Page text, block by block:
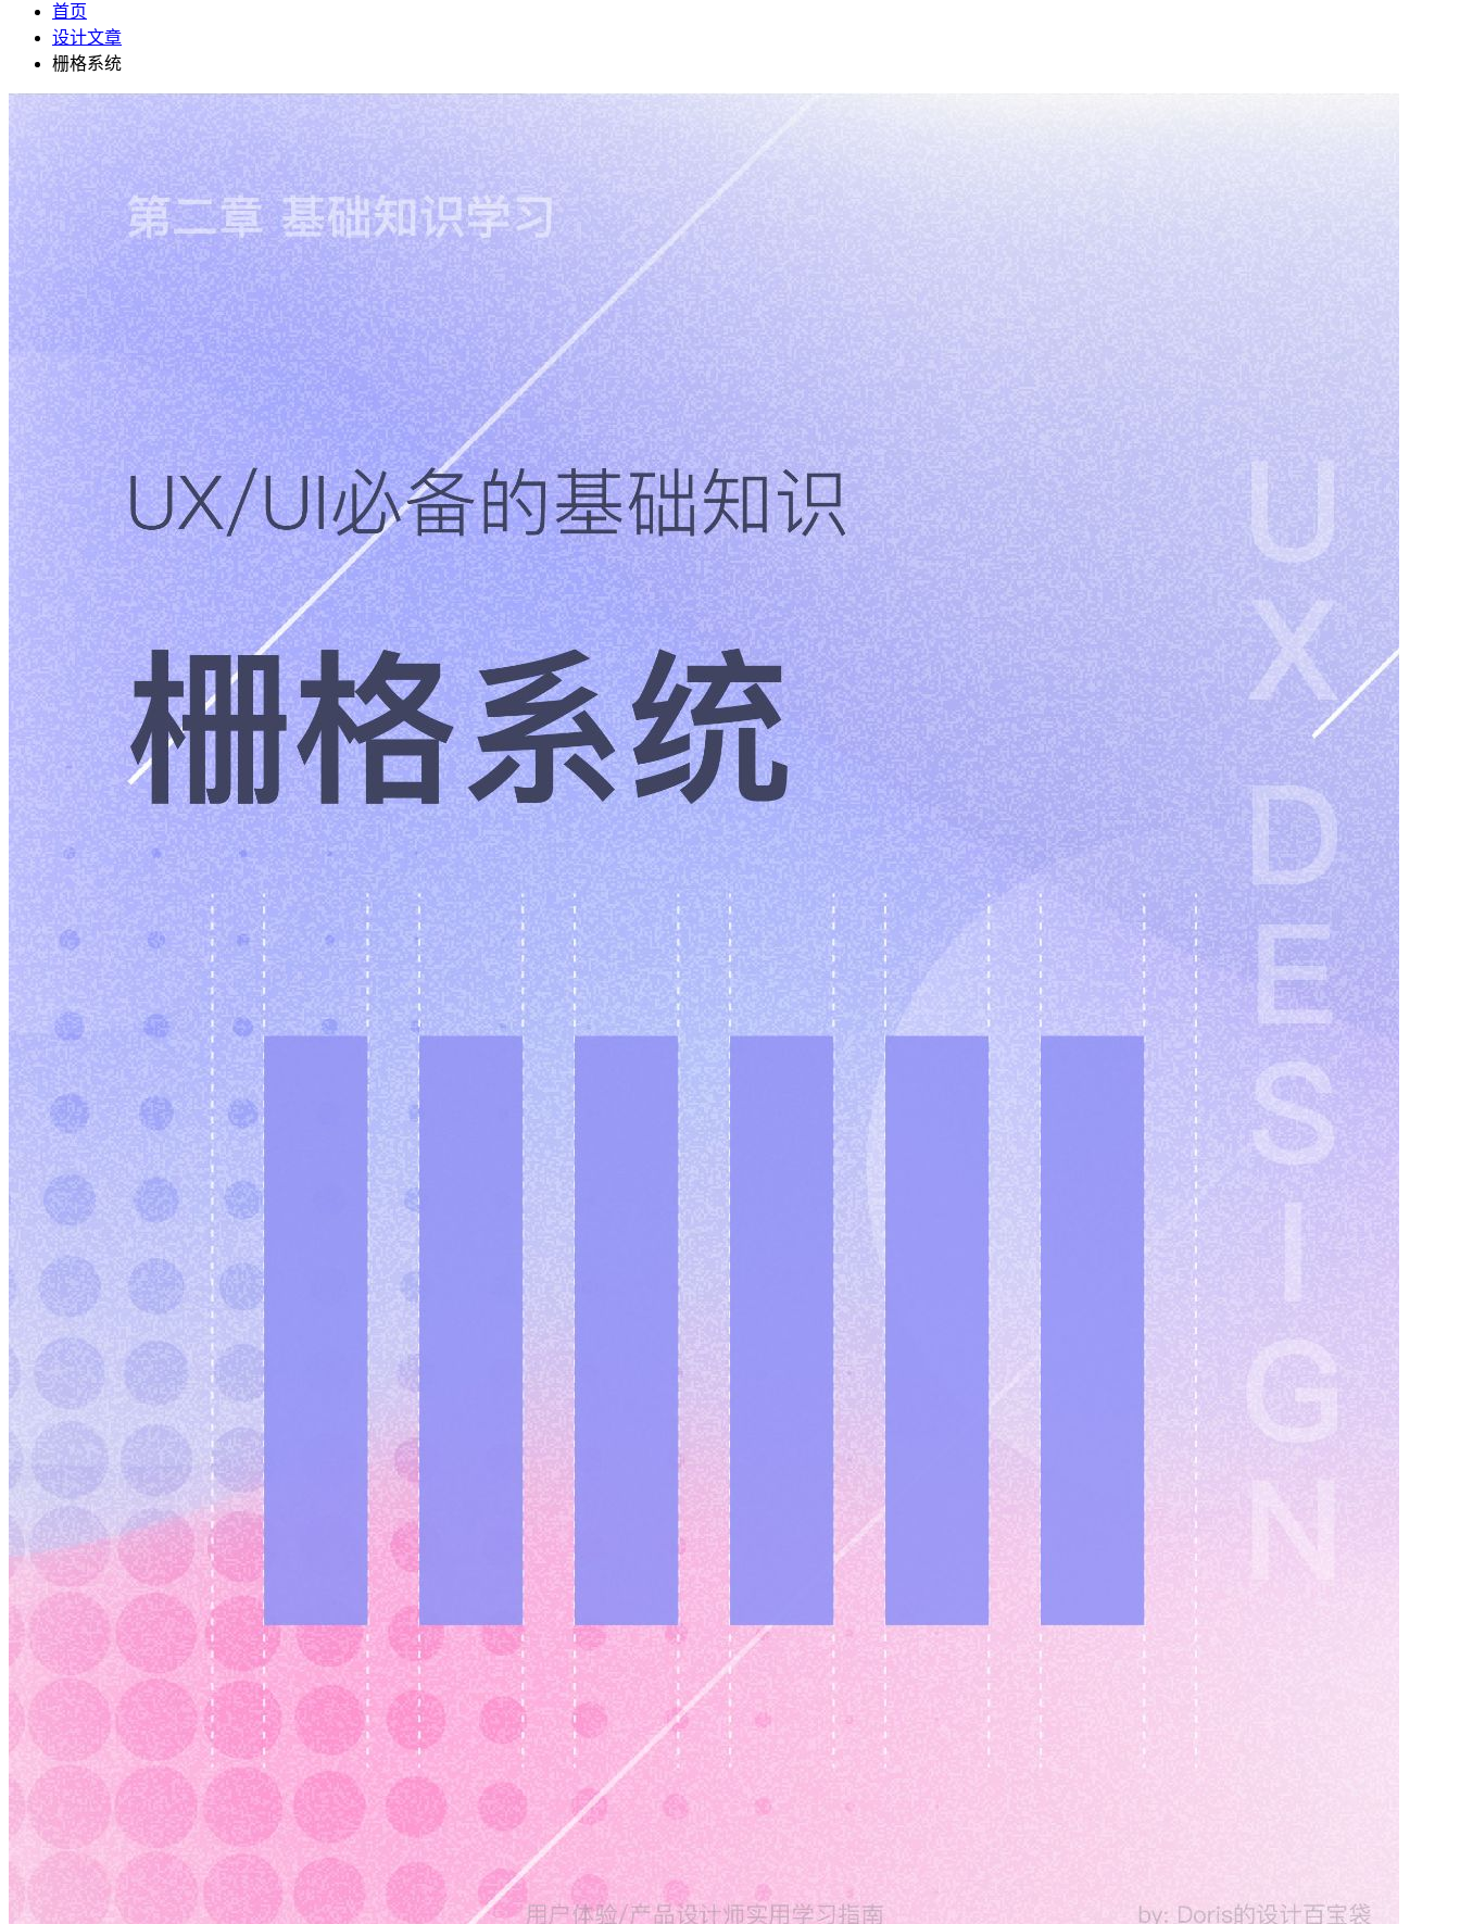
首页
设计文章
栅格系统